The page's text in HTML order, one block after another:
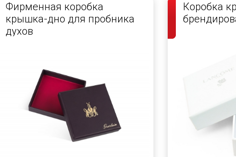
Фирменная коробка
крышка-дно для пробника
духов
Коробка